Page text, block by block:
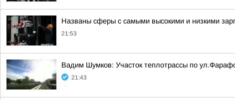
Названы сферы с самыми высокими и низкими
21:53
Вадим Шумков: Участок теплотрассы по
21:43